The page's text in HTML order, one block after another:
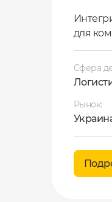
для
Сфера
Рынок: